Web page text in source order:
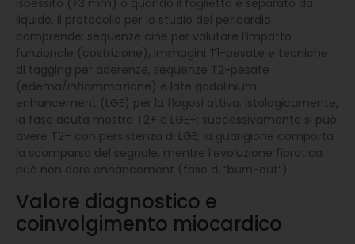
liquido. Il protocollo per lo studio del pericardio
comprende: sequenze cine per valutare l’impatto
funzionale (costrizione), immagini T1-pesate e tecniche
di tagging per aderenze, sequenze T2-pesate
(edema/infiammazione) e late gadolinium
enhancement (LGE) per la flogosi attiva. Istologicamente,
la fase acuta mostra T2+ e LGE+; successivamente si può
avere T2– con persistenza di LGE; la guarigione comporta
la scomparsa del segnale, mentre l’evoluzione fibrotica
può non dare enhancement (fase di “burn-out”).
Valore diagnostico e
coinvolgimento miocardico